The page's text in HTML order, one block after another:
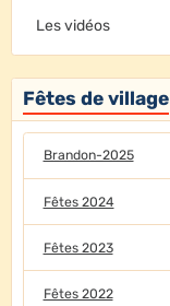
Les vidéos
Fêtes de village
Brandon-2025
Fêtes 2024
Fêtes 2023
Fêtes 2022